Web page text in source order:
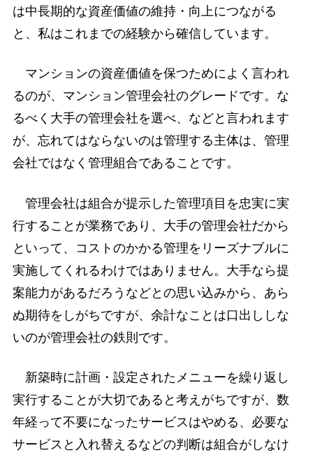
は中長期的な資産価値の維持・向上につながる
と、私はこれまでの経験から確信しています。
マンションの資産価値を保つためによく言われ
るのが、マンション管理会社のグレードです。な
るべく大手の管理会社を選べ、などと言われます
が、忘れてはならないのは管理する主体は、管理
会社ではなく管理組合であることです。
管理会社は組合が提示した管理項目を忠実に実
行することが業務であり、大手の管理会社だから
といって、コストのかかる管理をリーズナブルに
実施してくれるわけではありません。大手なら提
案能力があるだろうなどとの思い込みから、あら
ぬ期待をしがちですが、余計なことは口出ししな
いのが管理会社の鉄則です。
新築時に計画・設定されたメニューを繰り返し
実行することが大切であると考えがちですが、数
年経って不要になったサービスはやめる、必要な
サービスと入れ替えるなどの判断は組合がしなけ